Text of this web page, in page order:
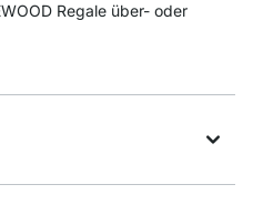
Regale über- oder